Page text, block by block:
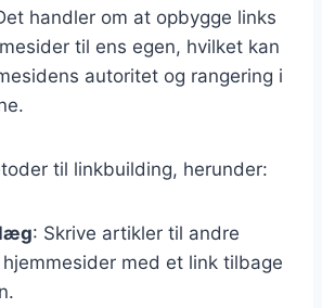
handler om at opbygge links
til ens egen, hvilket kan
autoritet og rangering i
til linkbuilding, herunder:
: Skrive artikler til andre
med et link tilbage